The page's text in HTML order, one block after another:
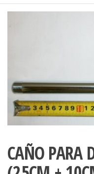
CAÑO PARA